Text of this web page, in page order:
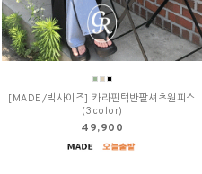
[MADE/빅사이즈] 카라핀턱반팔셔츠원피스
(3color)
49,900